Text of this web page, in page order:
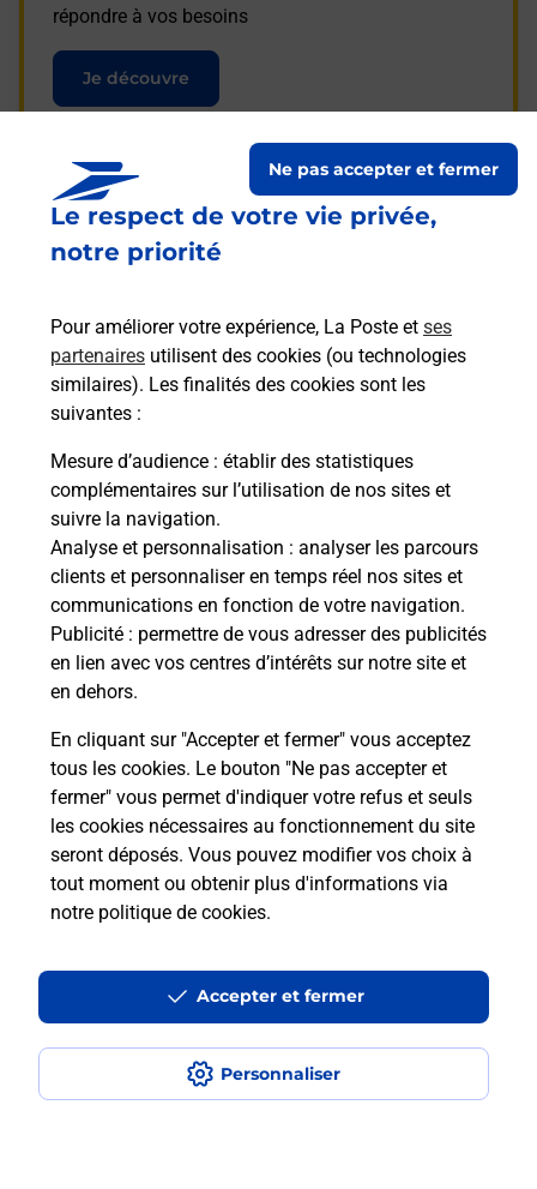
Le respect de votre vie privée,
notre priorité
Pour améliorer votre expérience, La Poste et ses
partenaires utilisent des cookies (ou technologies
similaires). Les finalités des cookies sont les
suivantes :
Mesure d’audience : établir des statistiques
complémentaires sur l’utilisation de nos sites et
suivre la navigation.
Analyse et personnalisation : analyser les parcours
clients et personnaliser en temps réel nos sites et
communications en fonction de votre navigation.
Publicité : permettre de vous adresser des publicités
en lien avec vos centres d’intérêts sur notre site et
en dehors.
En cliquant sur "Accepter et fermer" vous acceptez
tous les cookies. Le bouton "Ne pas accepter et
fermer" vous permet d'indiquer votre refus et seuls
les cookies nécessaires au fonctionnement du site
seront déposés. Vous pouvez modifier vos choix à
tout moment ou obtenir plus d'informations via
notre politique de cookies.
Personnaliser
Ne pas accepter et fermer
Accepter et fermer
répondre à vos besoins
Je découvre
Questions fréquemment
posées
La téléassistance classique avec
médaillon d’alarme qu’est ce que
c’est ?
Comment fonctionne la
téléassistance classique ?
Comment est installée la
téléassistance classique ?
Localiser Liste
Liste - téléassistance
Dordogne - téléassistance
St Astier - téléassistance
Accessibilité : partiellement conforme
Conditions contractuelles
Mentions légales